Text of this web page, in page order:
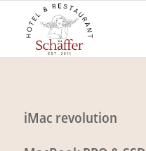
iMac revolution